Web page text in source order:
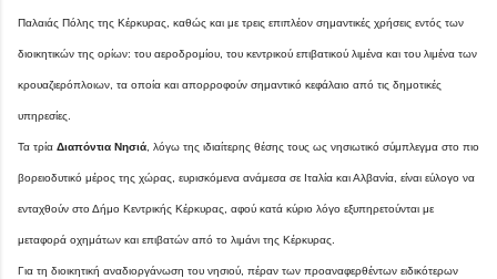
Παλαιάς Πόλης της Κέρκυρας, καθώς και με τρεις επιπλέον σημαντικές χρήσεις εντός των
διοικητικών της ορίων: του αεροδρομίου, του κεντρικού επιβατικού λιμένα και του λιμένα των
κρουαζιερόπλοιων, τα οποία και απορροφούν σημαντικό κεφάλαιο από τις δημοτικές
υπηρεσίες.
Τα τρία Διαπόντια Νησιά, λόγω της ιδιαίτερης θέσης τους ως νησιωτικό σύμπλεγμα στο πιο
βορειοδυτικό μέρος της χώρας, ευρισκόμενα ανάμεσα σε Ιταλία και Αλβανία, είναι εύλογο να
ενταχθούν στο Δήμο Κεντρικής Κέρκυρας, αφού κατά κύριο λόγο εξυπηρετούνται με
μεταφορά οχημάτων και επιβατών από το λιμάνι της Κέρκυρας.
Για τη διοικητική αναδιοργάνωση του νησιού, πέραν των προαναφερθέντων ειδικότερων